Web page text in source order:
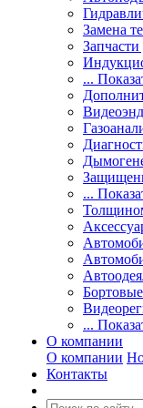
Замена
...
...
...
О компании
О компании
Контакты